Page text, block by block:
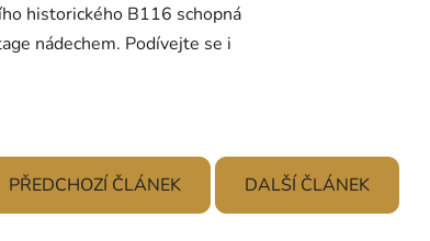
historického B116 schopná
nádechem. Podívejte se i
PŘEDCHOZÍ ČLÁNEK DALŠÍ ČLÁNEK